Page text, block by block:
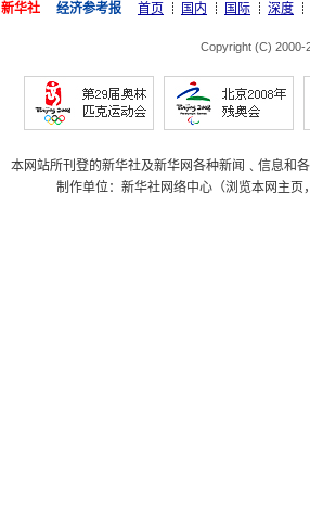
新华社 经济参考报 首页 国内 国际 深度
Copyright (C) 2000-
本网站所刊登的新华社及新华网各种新闻﹑信息和
制作单位：新华社网络中心（浏览本网主